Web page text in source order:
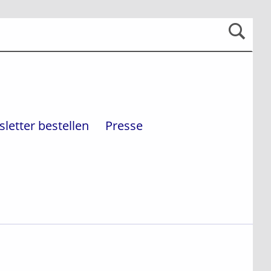
bestellen Presse